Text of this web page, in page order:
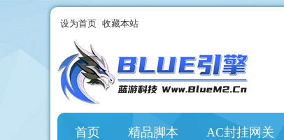
设为首页 收藏本站
首页 精品脚本 AC封挂网关